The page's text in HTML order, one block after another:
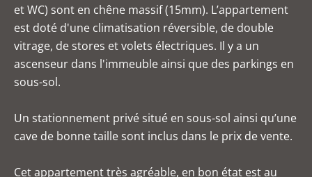
et WC) sont en chêne massif (15mm). L’appartement
est doté d'une climatisation réversible, de double
vitrage, de stores et volets électriques. Il y a un
ascenseur dans l'immeuble ainsi que des parkings en
sous-sol.
Un stationnement privé situé en sous-sol ainsi qu’une
cave de bonne taille sont inclus dans le prix de vente.
Cet appartement très agréable, en bon état est au